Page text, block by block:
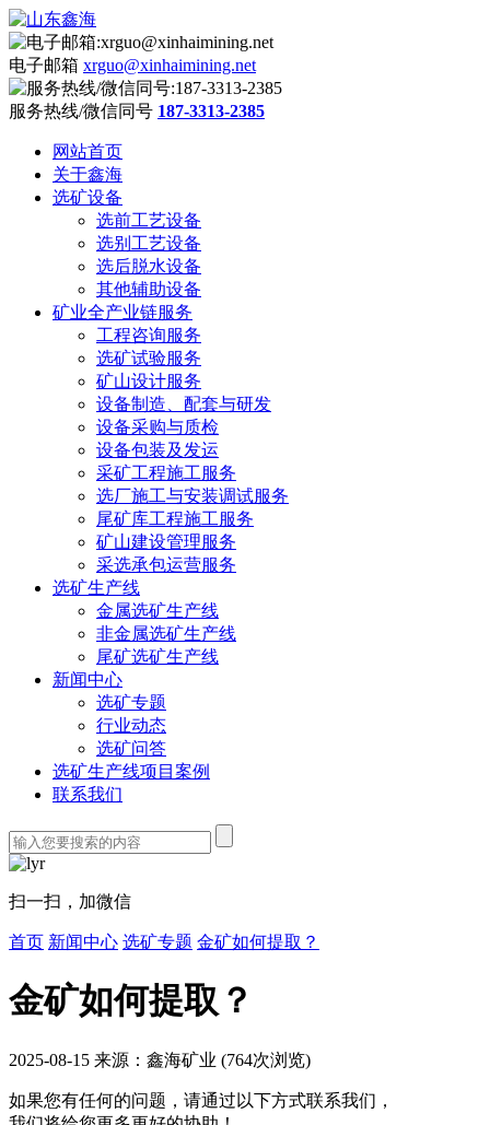
电子邮箱 xrguo@xinhaimining.net
服务热线/微信同号 187-3313-2385
网站首页
关于鑫海
选矿设备
选前工艺设备
选别工艺设备
选后脱水设备
其他辅助设备
矿业全产业链服务
工程咨询服务
选矿试验服务
矿山设计服务
设备制造、配套与研发
设备采购与质检
设备包装及发运
采矿工程施工服务
选厂施工与安装调试服务
尾矿库工程施工服务
矿山建设管理服务
采选承包运营服务
选矿生产线
金属选矿生产线
非金属选矿生产线
尾矿选矿生产线
新闻中心
选矿专题
行业动态
选矿问答
选矿生产线项目案例
联系我们
扫一扫，加微信
首页 新闻中心 选矿专题 金矿如何提取？
金矿如何提取？
2025-08-15 来源：鑫海矿业 (764次浏览)
如果您有任何的问题，请通过以下方式联系我们，